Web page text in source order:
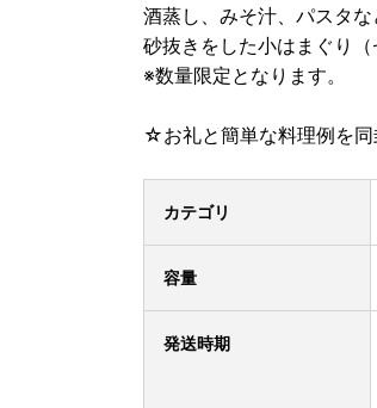
酒蒸し、みそ汁、パスタな
砂抜きをした小はまぐり（
※数量限定となります。
☆お礼と簡単な料理例を同
カテゴリ
容量
発送時期